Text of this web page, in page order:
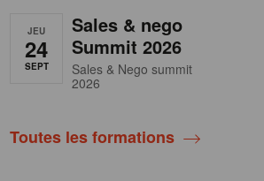
JEU
24
SEPT
Sales & nego
Summit 2026
Sales & Nego summit
2026
Toutes les formations